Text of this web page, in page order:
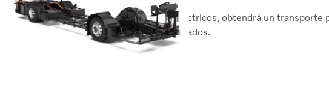
Con la gama de autobuses Volvo BZL Eléctricos, obtendrá un
sostenible, incluidos los servicios conectados.